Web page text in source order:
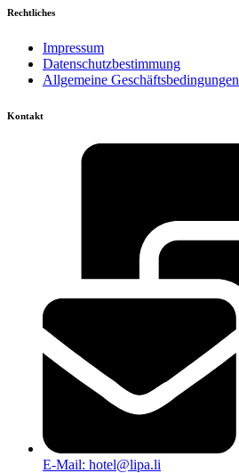
Rechtliches
Impressum
Datenschutzbestimmung
Allgemeine Geschäftsbedingungen
Kontakt
E-Mail: hotel@lipa.li